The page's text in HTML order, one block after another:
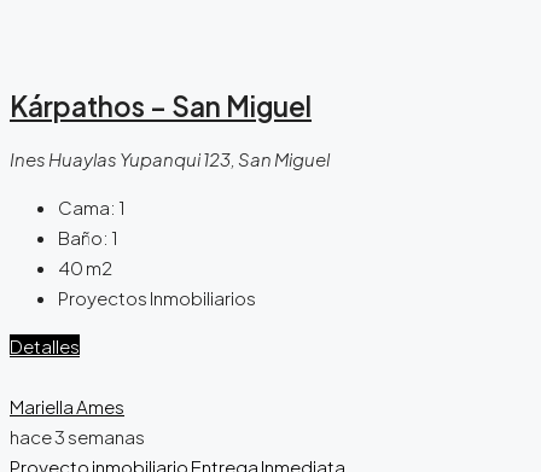
Kárpathos – San Miguel
Ines Huaylas Yupanqui 123, San Miguel
Cama: 1
Baño: 1
40 m2
Proyectos Inmobiliarios
Detalles
Mariella Ames
hace 3 semanas
Proyecto inmobiliario Entrega Inmediata